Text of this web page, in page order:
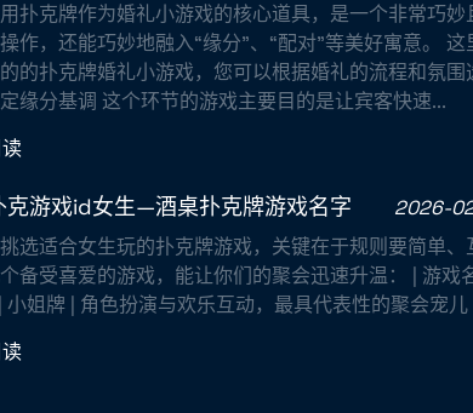
扑克牌作为婚礼小游戏的核心道具，是一个非常巧
作，还能巧妙地融入“缘分”、“配对”等美好寓意。
的扑克牌婚礼小游戏，您可以根据婚礼的流程和氛
缘分基调 这个环节的游戏主要目的是让宾客快速...
克游戏id女生—酒桌扑克牌游戏名字
2026-
选适合女生玩的扑克牌游戏，关键在于规则要简单
备受喜爱的游戏，能让你们的聚会迅速升温： | 游戏
小姐牌 | 角色扮演与欢乐互动，最具代表性的聚会宠